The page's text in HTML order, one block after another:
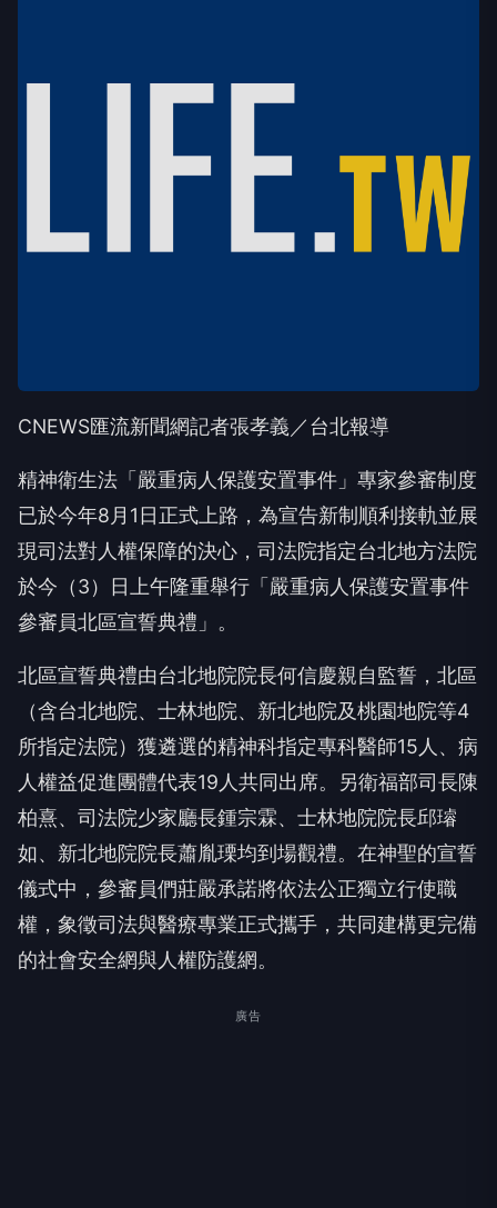
CNEWS匯流新聞網記者張孝義／台北報導
精神衛生法「嚴重病人保護安置事件」專家參審制度
已於今年8月1日正式上路，為宣告新制順利接軌並展
現司法對人權保障的決心，司法院指定台北地方法院
於今（3）日上午隆重舉行「嚴重病人保護安置事件
參審員北區宣誓典禮」。
北區宣誓典禮由台北地院院長何信慶親自監誓，北區
（含台北地院、士林地院、新北地院及桃園地院等4
所指定法院）獲遴選的精神科指定專科醫師15人、病
人權益促進團體代表19人共同出席。另衛福部司長陳
柏熹、司法院少家廳長鍾宗霖、士林地院院長邱璿
如、新北地院院長蕭胤瑮均到場觀禮。在神聖的宣誓
儀式中，參審員們莊嚴承諾將依法公正獨立行使職
權，象徵司法與醫療專業正式攜手，共同建構更完備
的社會安全網與人權防護網。
廣告